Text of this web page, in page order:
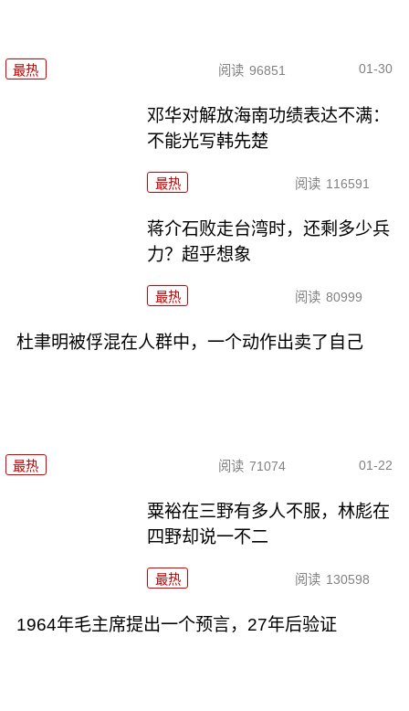
最热 阅读 96851 01-30
邓华对解放海南功绩表达不满：
不能光写韩先楚
最热 阅读 116591
蒋介石败走台湾时，还剩多少兵
力？超乎想象
最热 阅读 80999
杜聿明被俘混在人群中，一个动作出卖了自己
最热 阅读 71074 01-22
粟裕在三野有多人不服，林彪在
四野却说一不二
最热 阅读 130598
1964年毛主席提出一个预言，27年后验证